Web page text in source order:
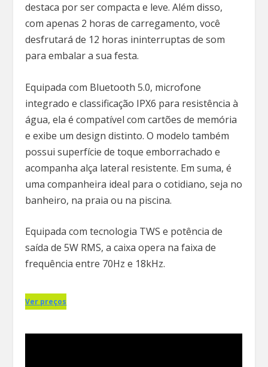
destaca por ser compacta e leve. Além disso,
com apenas 2 horas de carregamento, você
desfrutará de 12 horas ininterruptas de som
para embalar a sua festa.
Equipada com Bluetooth 5.0, microfone
integrado e classificação IPX6 para resistência à
água, ela é compatível com cartões de memória
e exibe um design distinto. O modelo também
possui superfície de toque emborrachado e
acompanha alça lateral resistente. Em suma, é
uma companheira ideal para o cotidiano, seja no
banheiro, na praia ou na piscina.
Equipada com tecnologia TWS e potência de
saída de 5W RMS, a caixa opera na faixa de
frequência entre 70Hz e 18kHz.
Ver preços